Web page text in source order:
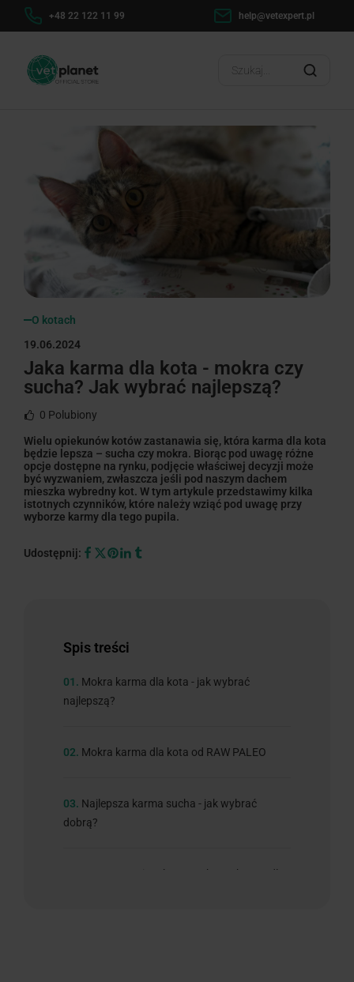
+48 22 122 11 99 help@vetexpert.pl
O kotach
19.06.2024
Jaka karma dla kota - mokra czy
sucha? Jak wybrać najlepszą?
0 Polubiony
Wielu opiekunów kotów zastanawia się, która karma dla kota
będzie lepsza – sucha czy mokra. Biorąc pod uwagę różne
opcje dostępne na rynku, podjęcie właściwej decyzji może
być wyzwaniem, zwłaszcza jeśli pod naszym dachem
mieszka wybredny kot. W tym artykule przedstawimy kilka
istotnych czynników, które należy wziąć pod uwagę przy
wyborze karmy dla tego pupila.
Udostępnij:
Spis treści
01. Mokra karma dla kota - jak wybrać
najlepszą?
02. Mokra karma dla kota od RAW PALEO
03. Najlepsza karma sucha - jak wybrać
dobrą?
O czym pamiętać przy wyborze karmy dla